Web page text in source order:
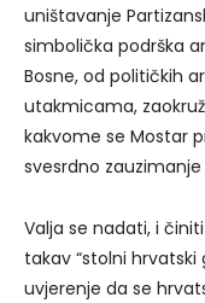
uništavanje
simbolička podrška
Bosne, od političkih
utakmicama,
kakvome se Mostar
svesrdno zauzimanje
Valja se nadati, i
takav “stolni
uvjerenje da se